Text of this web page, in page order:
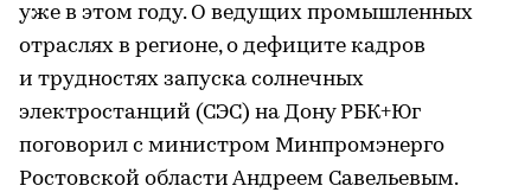
уже в этом году. О ведущих промышленных
отраслях в регионе, о дефиците кадров
и трудностях запуска солнечных
электростанций (СЭС) на Дону РБК+Юг
поговорил с министром Минпромэнерго
Ростовской области Андреем Савельевым.